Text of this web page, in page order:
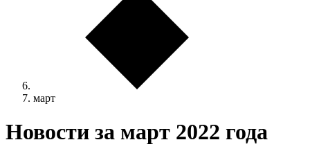
март
Новости за март 2022 года